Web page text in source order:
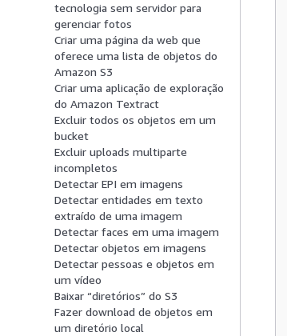
tecnologia sem servidor para
gerenciar fotos
Criar uma página da web que
oferece uma lista de objetos do
Amazon S3
Criar uma aplicação de exploração
do Amazon Textract
Excluir todos os objetos em um
bucket
Excluir uploads multiparte
incompletos
Detectar EPI em imagens
Detectar entidades em texto
extraído de uma imagem
Detectar faces em uma imagem
Detectar objetos em imagens
Detectar pessoas e objetos em
um vídeo
Baixar “diretórios” do S3
Fazer download de objetos em
um diretório local